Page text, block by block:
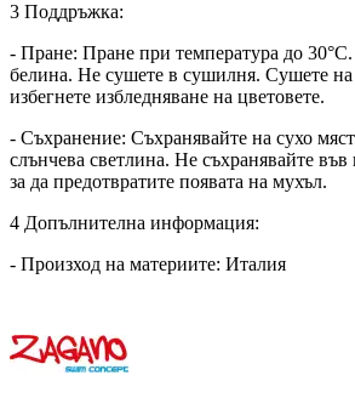
3 Поддръжка:
- Пране: Пране при температура до
белина. Не сушете в сушилня. Сушете на
избегнете избледняване на цветовете.
- Съхранение: Съхранявайте на сухо
слънчева светлина. Не съхранявайте
за да предотвратите появата на мухъл.
4 Допълнителна информация:
- Произход на материите: Италия